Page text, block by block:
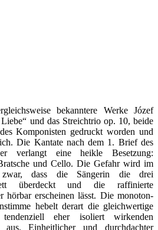
bekanntere Werke Józef
und das Streichtrio op. 10, beide
Komponisten gedruckt worden und
Die Kantate nach dem 1. Brief des
verlangt eine heikle Besetzung:
und Cello. Die Gefahr wird im
dass die Sängerin die drei
überdeckt und die raffinierte
hörbar erscheinen lässt. Die monoton-
hebelt derart die gleichwertige
tendenziell eher isoliert wirkenden
Einheitlicher und durchdachter